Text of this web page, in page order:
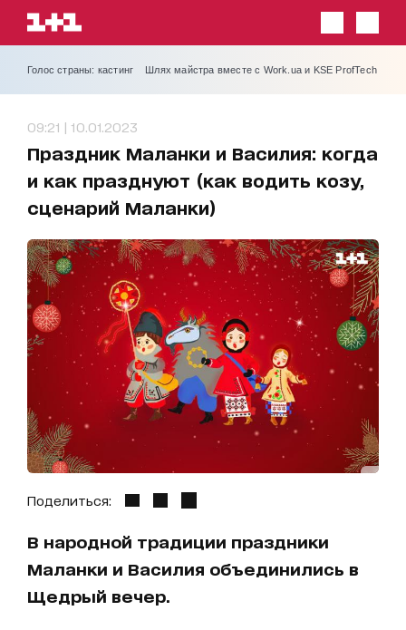
Голос страны: кастинг Шлях майстра вместе с Work.ua и KSE ProfTech
09:21 | 10.01.2023
Праздник Маланки и Василия: когда
и как празднуют (как водить козу,
сценарий Маланки)
Поделиться:
В народной традиции праздники
Маланки и Василия объединились в
Щедрый вечер.